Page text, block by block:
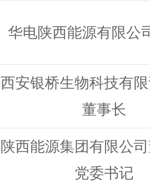
华电陕西能源有限公
西安银桥生物科技有
董事长
陕西能源集团有限公
党委书记